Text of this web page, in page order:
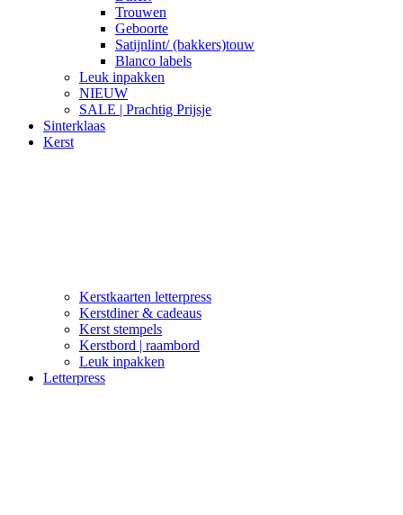
Trouwen
Geboorte
Satijnlint/ (bakkers)touw
Blanco labels
Leuk inpakken
NIEUW
SALE | Prachtig Prijsje
Sinterklaas
Kerst
Kerstkaarten letterpress
Kerstdiner & cadeaus
Kerst stempels
Kerstbord | raambord
Leuk inpakken
Letterpress